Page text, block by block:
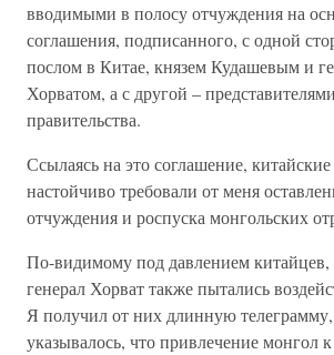
вводимыми в полосу отчуждения на
соглашения, подписанного, с одной
послом в Китае, князем Кудашевым и
Хорватом, а с другой –
правительства.
Ссылаясь на это соглашение, китайские
настойчиво требовали от меня
отчуждения и роспуска монгольских
По-видимому под давлением китайцев,
генерал Хорват также пытались
Я получил от них длинную
указывалось, что привлечение монгол